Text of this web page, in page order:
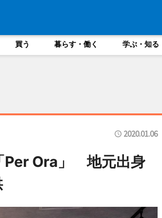
買う 暮らす・働く 学ぶ・知る
2020.01.06
Per Ora」 地元出身